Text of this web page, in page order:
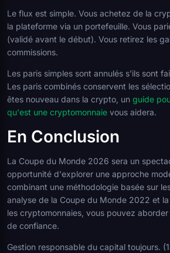
Le flux est simple. Vous achetez de la
la plateforme via un portefeuille. Vous
(validé avant le début). Vous retirez les
commissions.
Les paris simples sont annulés s'ils sont
Les paris combinés conservent les
êtes nouveau dans la crypto, un guide
qu'est une cryptomonnaie vous aidera.
En Conclusion
La Coupe du Monde 2026 sera un
opportunité d'explorer une approche
combinant une méthodologie basée sur
analyse de la Coupe du Monde 2022 et
les cryptomonnaies, vous pouvez
de confiance.
Gestion responsable du capital toujours.